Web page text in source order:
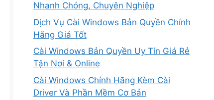
Nhanh Chóng, Chuyên Nghiệp
Dịch Vụ Cài Windows Bản Quyền Chính
Hãng Giá Tốt
Cài Windows Bản Quyền Uy Tín Giá Rẻ
Tận Nơi & Online
Cài Windows Chính Hãng Kèm Cài
Driver Và Phần Mềm Cơ Bản